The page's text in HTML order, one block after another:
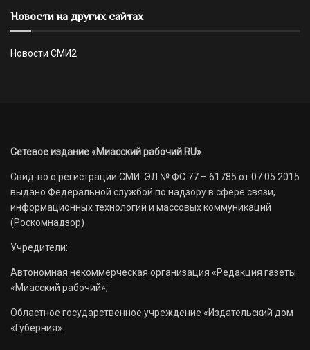
Новости на других сайтах
Новости СМИ2
Сетевое издание «Миасский рабочий.RU»
Свид-во о регистрации СМИ: ЭЛ № ФС 77 – 61785 от 07.05.2015
выдано Федеральной службой по надзору в сфере связи,
информационных технологий и массовых коммуникаций
(Роскомнадзор)
Учредители:
Автономная некоммерческая организация «Редакция газеты
«Миасский рабочий»;
Областное государственное учреждение «Издательский дом
«Губерния».